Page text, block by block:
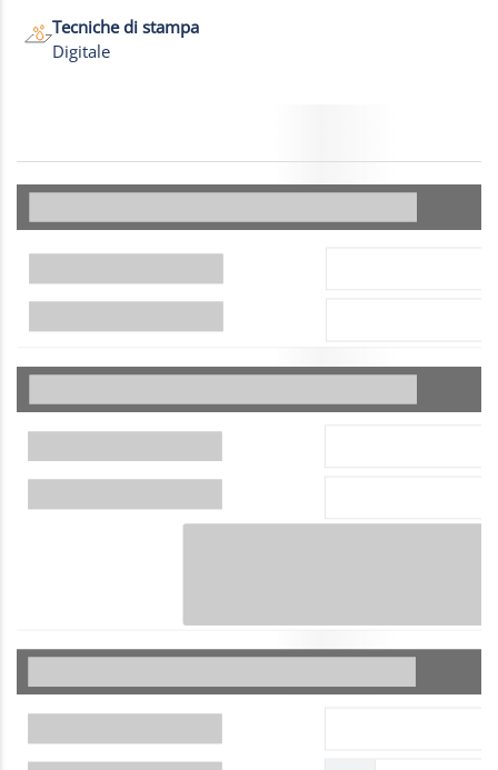
Tecniche di stampa
Digitale